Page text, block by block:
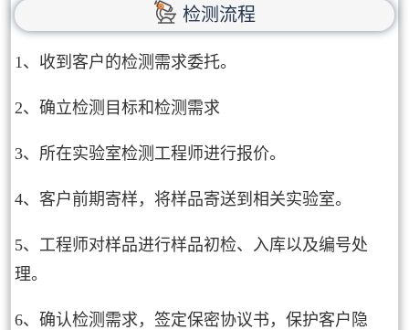
检测流程
1、收到客户的检测需求委托。
2、确立检测目标和检测需求
3、所在实验室检测工程师进行报价。
4、客户前期寄样，将样品寄送到相关实验室。
5、工程师对样品进行样品初检、入库以及编号处
理。
6、确认检测需求，签定保密协议书，保护客户隐